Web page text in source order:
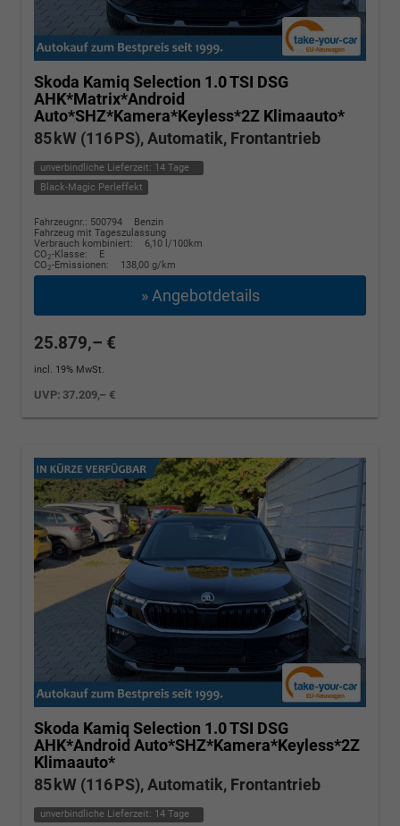
Skoda Kamiq Selection 1.0 TSI DSG
AHK*Matrix*Android
Auto*SHZ*Kamera*Keyless*2Z Klimaauto*
85 kW (116 PS), Automatik, Frontantrieb
unverbindliche Lieferzeit: 14 Tage
Black-Magic Perleffekt
Fahrzeugnr.: 500794
Benzin
Fahrzeug mit Tageszulassung
Verbrauch kombiniert:
6,10 l/100km
CO2-Klasse:
E
CO2-Emissionen: 138,00 g/km
» Angebotdetails
25.879,– €
incl. 19% MwSt.
UVP: 37.209,– €
Skoda Kamiq Selection 1.0 TSI DSG
AHK*Android Auto*SHZ*Kamera*Keyless*2Z
Klimaauto*
85 kW (116 PS), Automatik, Frontantrieb
unverbindliche Lieferzeit: 14 Tage